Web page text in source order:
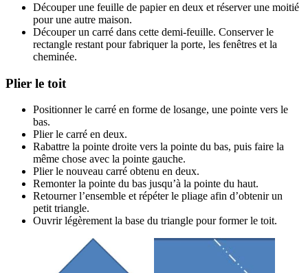
Découper une feuille de papier en deux et réserver une moitié
pour une autre maison.
Découper un carré dans cette demi-feuille. Conserver le
rectangle restant pour fabriquer la porte, les fenêtres et la
cheminée.
Plier le toit
Positionner le carré en forme de losange, une pointe vers le
bas.
Plier le carré en deux.
Rabattre la pointe droite vers la pointe du bas, puis faire la
même chose avec la pointe gauche.
Plier le nouveau carré obtenu en deux.
Remonter la pointe du bas jusqu’à la pointe du haut.
Retourner l’ensemble et répéter le pliage afin d’obtenir un
petit triangle.
Ouvrir légèrement la base du triangle pour former le toit.